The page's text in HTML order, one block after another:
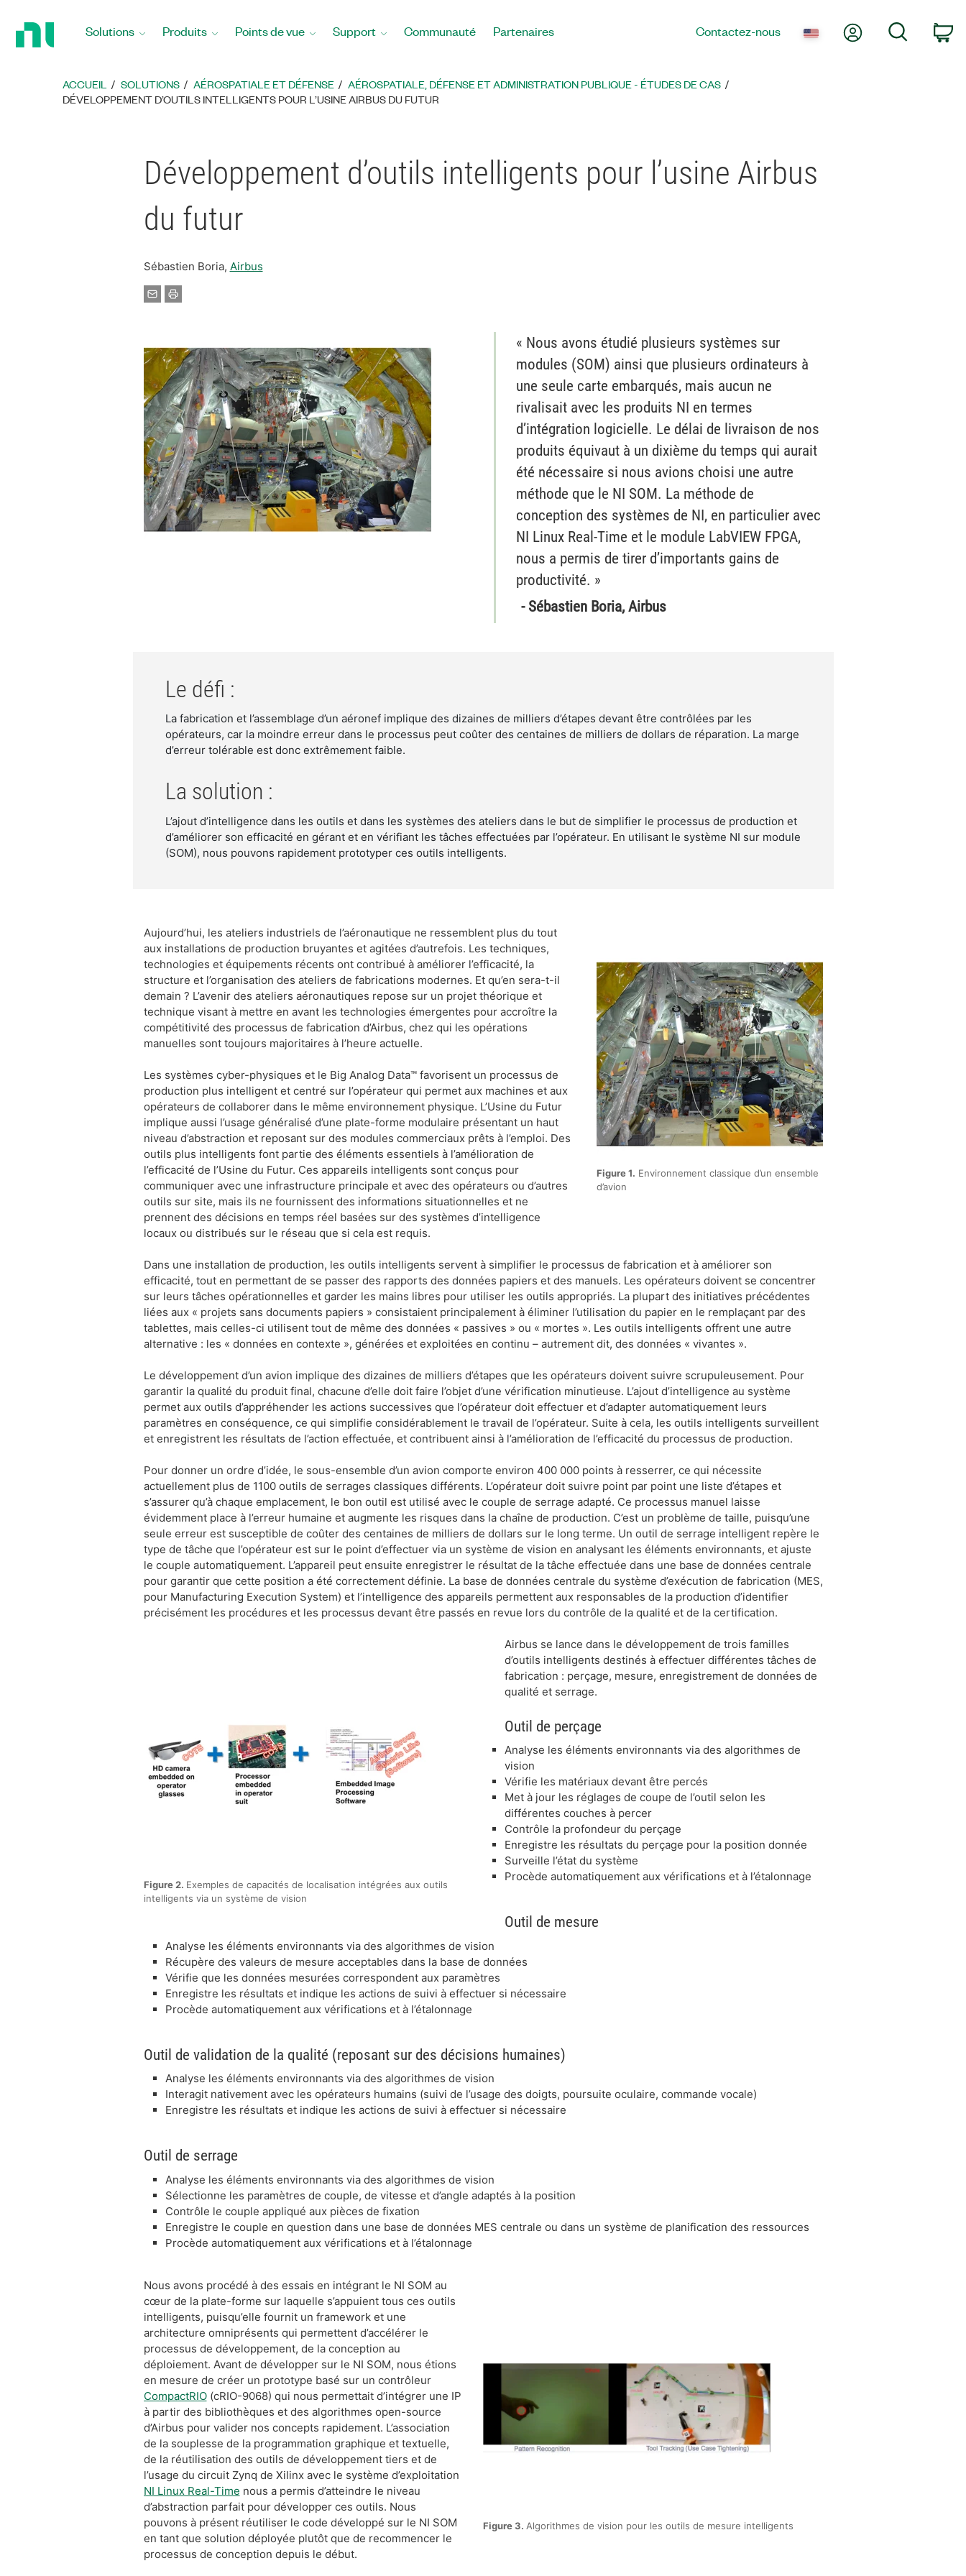
Solutions Produits Points de vue Support Communauté Partenaires Contactez-nous Mon compte
ACCUEIL SOLUTIONS AÉROSPATIALE ET DÉFENSE
AÉROSPATIALE, DÉFENSE ET ADMINISTRATION PUBLIQUE - ÉTUDES DE CAS
DÉVELOPPEMENT D’OUTILS INTELLIGENTS POUR L’USINE AIRBUS DU FUTUR
Développement d’outils intelligents pour l’usine Airbus
du futur
Sébastien Boria, Airbus
« Nous avons étudié plusieurs systèmes sur
modules (SOM) ainsi que plusieurs ordinateurs à
une seule carte embarqués, mais aucun ne
rivalisait avec les produits NI en termes
d’intégration logicielle. Le délai de livraison de nos
produits équivaut à un dixième du temps qui aurait
été nécessaire si nous avions choisi une autre
méthode que le NI SOM. La méthode de
conception des systèmes de NI, en particulier avec
NI Linux Real-Time et le module LabVIEW FPGA,
nous a permis de tirer d’importants gains de
productivité. »
- Sébastien Boria, Airbus
Le défi :
La fabrication et l’assemblage d’un aéronef implique des dizaines de milliers d’étapes devant être contrôlées par les
opérateurs, car la moindre erreur dans le processus peut coûter des centaines de milliers de dollars de réparation. La marge
d’erreur tolérable est donc extrêmement faible.
La solution :
L’ajout d’intelligence dans les outils et dans les systèmes des ateliers dans le but de simplifier le processus de production et
d’améliorer son efficacité en gérant et en vérifiant les tâches effectuées par l’opérateur. En utilisant le système NI sur module
(SOM), nous pouvons rapidement prototyper ces outils intelligents.
Figure 1. Environnement classique d’un ensemble
d’avion
Aujourd’hui, les ateliers industriels de l’aéronautique ne ressemblent plus du tout
aux installations de production bruyantes et agitées d’autrefois. Les techniques,
technologies et équipements récents ont contribué à améliorer l’efficacité, la
structure et l’organisation des ateliers de fabrications modernes. Et qu’en sera-t-il
demain ? L’avenir des ateliers aéronautiques repose sur un projet théorique et
technique visant à mettre en avant les technologies émergentes pour accroître la
compétitivité des processus de fabrication d’Airbus, chez qui les opérations
manuelles sont toujours majoritaires à l’heure actuelle.
Les systèmes cyber-physiques et le Big Analog Data™ favorisent un processus de
production plus intelligent et centré sur l’opérateur qui permet aux machines et aux
opérateurs de collaborer dans le même environnement physique. L’Usine du Futur
implique aussi l’usage généralisé d’une plate-forme modulaire présentant un haut
niveau d’abstraction et reposant sur des modules commerciaux prêts à l’emploi. Des
outils plus intelligents font partie des éléments essentiels à l’amélioration de
l’efficacité de l’Usine du Futur. Ces appareils intelligents sont conçus pour
communiquer avec une infrastructure principale et avec des opérateurs ou d’autres
outils sur site, mais ils ne fournissent des informations situationnelles et ne
prennent des décisions en temps réel basées sur des systèmes d’intelligence
locaux ou distribués sur le réseau que si cela est requis.
Dans une installation de production, les outils intelligents servent à simplifier le processus de fabrication et à améliorer son
efficacité, tout en permettant de se passer des rapports des données papiers et des manuels. Les opérateurs doivent se concentrer
sur leurs tâches opérationnelles et garder les mains libres pour utiliser les outils appropriés. La plupart des initiatives précédentes
liées aux « projets sans documents papiers » consistaient principalement à éliminer l’utilisation du papier en le remplaçant par des
tablettes, mais celles-ci utilisent tout de même des données « passives » ou « mortes ». Les outils intelligents offrent une autre
alternative : les « données en contexte », générées et exploitées en continu – autrement dit, des données « vivantes ».
Le développement d’un avion implique des dizaines de milliers d’étapes que les opérateurs doivent suivre scrupuleusement. Pour
garantir la qualité du produit final, chacune d’elle doit faire l’objet d’une vérification minutieuse. L’ajout d’intelligence au système
permet aux outils d’appréhender les actions successives que l’opérateur doit effectuer et d’adapter automatiquement leurs
paramètres en conséquence, ce qui simplifie considérablement le travail de l’opérateur. Suite à cela, les outils intelligents surveillent
et enregistrent les résultats de l’action effectuée, et contribuent ainsi à l’amélioration de l’efficacité du processus de production.
Pour donner un ordre d’idée, le sous-ensemble d’un avion comporte environ 400 000 points à resserrer, ce qui nécessite
actuellement plus de 1100 outils de serrages classiques différents. L’opérateur doit suivre point par point une liste d’étapes et
s’assurer qu’à chaque emplacement, le bon outil est utilisé avec le couple de serrage adapté. Ce processus manuel laisse
évidemment place à l’erreur humaine et augmente les risques dans la chaîne de production. C’est un problème de taille, puisqu’une
seule erreur est susceptible de coûter des centaines de milliers de dollars sur le long terme. Un outil de serrage intelligent repère le
type de tâche que l’opérateur est sur le point d’effectuer via un système de vision en analysant les éléments environnants, et ajuste
le couple automatiquement. L’appareil peut ensuite enregistrer le résultat de la tâche effectuée dans une base de données centrale
pour garantir que cette position a été correctement définie. La base de données centrale du système d’exécution de fabrication (MES,
pour Manufacturing Execution System) et l’intelligence des appareils permettent aux responsables de la production d’identifier
précisément les procédures et les processus devant être passés en revue lors du contrôle de la qualité et de la certification.
Figure 2. Exemples de capacités de localisation intégrées aux outils
intelligents via un système de vision
Airbus se lance dans le développement de trois familles
d’outils intelligents destinés à effectuer différentes tâches de
fabrication : perçage, mesure, enregistrement de données de
qualité et serrage.
Outil de perçage
Analyse les éléments environnants via des algorithmes de
vision
Vérifie les matériaux devant être percés
Met à jour les réglages de coupe de l’outil selon les
différentes couches à percer
Contrôle la profondeur du perçage
Enregistre les résultats du perçage pour la position donnée
Surveille l’état du système
Procède automatiquement aux vérifications et à l’étalonnage
Outil de mesure
Analyse les éléments environnants via des algorithmes de vision
Récupère des valeurs de mesure acceptables dans la base de données
Vérifie que les données mesurées correspondent aux paramètres
Enregistre les résultats et indique les actions de suivi à effectuer si nécessaire
Procède automatiquement aux vérifications et à l’étalonnage
Outil de validation de la qualité (reposant sur des décisions humaines)
Analyse les éléments environnants via des algorithmes de vision
Interagit nativement avec les opérateurs humains (suivi de l’usage des doigts, poursuite oculaire, commande vocale)
Enregistre les résultats et indique les actions de suivi à effectuer si nécessaire
Outil de serrage
Analyse les éléments environnants via des algorithmes de vision
Sélectionne les paramètres de couple, de vitesse et d’angle adaptés à la position
Contrôle le couple appliqué aux pièces de fixation
Enregistre le couple en question dans une base de données MES centrale ou dans un système de planification des ressources
Procède automatiquement aux vérifications et à l’étalonnage
Figure 3. Algorithmes de vision pour les outils de mesure intelligents
Nous avons procédé à des essais en intégrant le NI SOM au
cœur de la plate-forme sur laquelle s’appuient tous ces outils
intelligents, puisqu’elle fournit un framework et une
architecture omniprésents qui permettent d’accélérer le
processus de développement, de la conception au
déploiement. Avant de développer sur le NI SOM, nous étions
en mesure de créer un prototype basé sur un contrôleur
CompactRIO(cRIO-9068) qui nous permettait d’intégrer une IP
à partir des bibliothèques et des algorithmes open-source
d’Airbus pour valider nos concepts rapidement. L’association
de la souplesse de la programmation graphique et textuelle,
de la réutilisation des outils de développement tiers et de
l’usage du circuit Zynq de Xilinx avec le système d’exploitation
NI Linux Real-Time nous a permis d’atteindre le niveau
d’abstraction parfait pour développer ces outils. Nous
pouvons à présent réutiliser le code développé sur le NI SOM
en tant que solution déployée plutôt que de recommencer le
processus de conception depuis le début.